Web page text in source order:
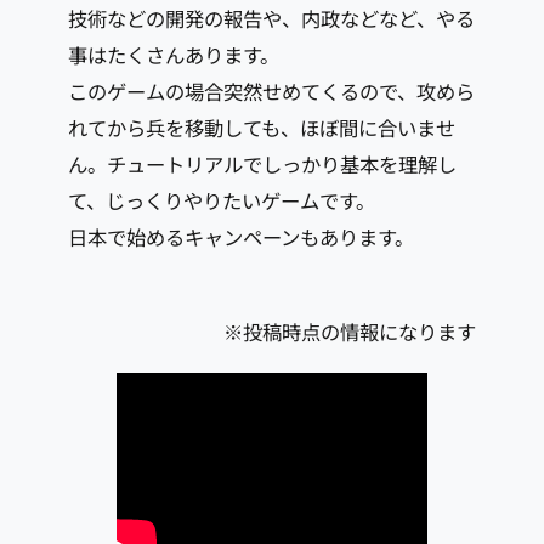
技術などの開発の報告や、内政などなど、やる
事はたくさんあります。
このゲームの場合突然せめてくるので、攻めら
れてから兵を移動しても、ほぼ間に合いませ
ん。チュートリアルでしっかり基本を理解し
て、じっくりやりたいゲームです。
日本で始めるキャンペーンもあります。
※投稿時点の情報になります